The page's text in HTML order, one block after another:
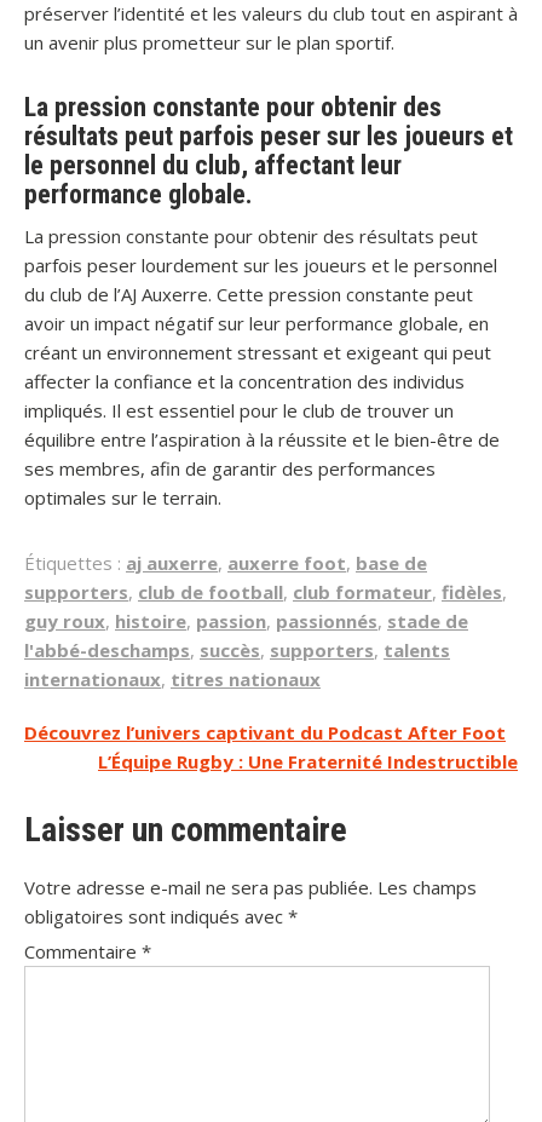
préserver l’identité et les valeurs du club tout en aspirant à
un avenir plus prometteur sur le plan sportif.
La pression constante pour obtenir des
résultats peut parfois peser sur les joueurs et
le personnel du club, affectant leur
performance globale.
La pression constante pour obtenir des résultats peut
parfois peser lourdement sur les joueurs et le personnel
du club de l’AJ Auxerre. Cette pression constante peut
avoir un impact négatif sur leur performance globale, en
créant un environnement stressant et exigeant qui peut
affecter la confiance et la concentration des individus
impliqués. Il est essentiel pour le club de trouver un
équilibre entre l’aspiration à la réussite et le bien-être de
ses membres, afin de garantir des performances
optimales sur le terrain.
Étiquettes : aj auxerre, auxerre foot, base de
supporters, club de football, club formateur, fidèles,
guy roux, histoire, passion, passionnés, stade de
l'abbé-deschamps, succès, supporters, talents
internationaux, titres nationaux
Navigation
l’article
Découvrez l’univers captivant du Podcast After Foot
L’Équipe Rugby : Une Fraternité Indestructible
Laisser un commentaire
Votre adresse e-mail ne sera pas publiée. Les champs
obligatoires sont indiqués avec *
Commentaire *